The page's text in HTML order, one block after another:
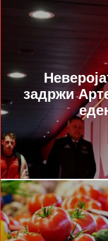
задржи